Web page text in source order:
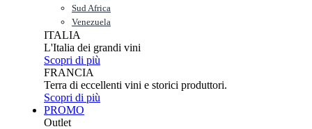
Sud Africa
Venezuela
ITALIA
L'Italia dei grandi vini
Scopri di più
FRANCIA
Terra di eccellenti vini e storici produttori.
Scopri di più
PROMO
Outlet